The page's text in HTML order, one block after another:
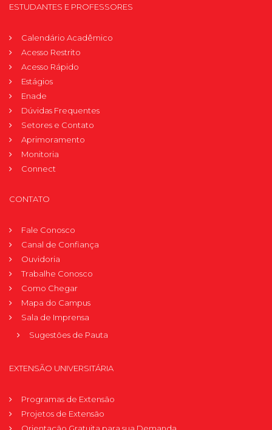
ESTUDANTES E PROFESSORES
Calendário Acadêmico
Acesso Restrito
Acesso Rápido
Estágios
Enade
Dúvidas Frequentes
Setores e Contato
Aprimoramento
Monitoria
Connect
CONTATO
Fale Conosco
Canal de Confiança
Ouvidoria
Trabalhe Conosco
Como Chegar
Mapa do Campus
Sala de Imprensa
Sugestões de Pauta
EXTENSÃO UNIVERSITÁRIA
Programas de Extensão
Projetos de Extensão